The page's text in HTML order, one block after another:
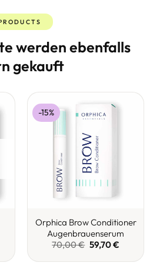
werden ebenfalls
gekauft
-15%
Orphica Brow Conditioner
Augenbrauenserum
70,00€ Ursprünglicher
Preis
war:
59,70€Aktueller
ist: